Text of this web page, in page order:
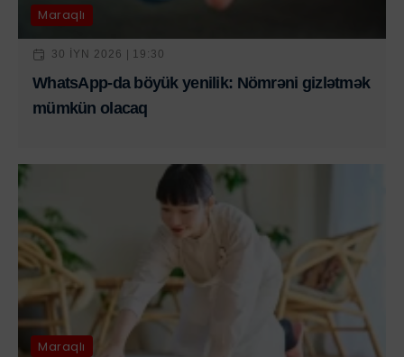
Maraqlı
30 IYN 2026 | 19:30
WhatsApp-da böyük yenilik: Nömrəni gizlətmək
mümkün olacaq
Maraqlı